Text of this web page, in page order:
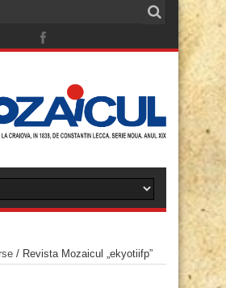
/ Revista Mozaicul „ekyotiifp”